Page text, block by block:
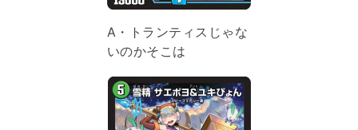
A・トランティスじゃな
いのかそこは